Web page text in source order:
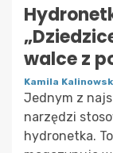
walce z
Kamila
Jednym z
narzędzi
hydronetka.